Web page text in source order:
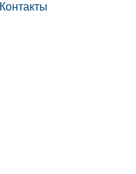
Контакты